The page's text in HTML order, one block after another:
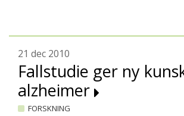
21 dec 2010
Fallstudie ger ny
alzheimer
FORSKNING